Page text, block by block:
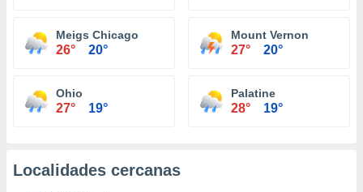
Meigs Chicago
26° 20°
Mount Vernon
27° 20°
Ohio
27° 19°
Palatine
28° 19°
Localidades cercanas